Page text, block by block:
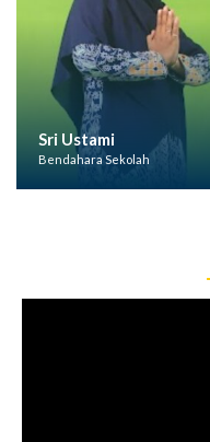
Sri Ustami
Bendahara Sekolah